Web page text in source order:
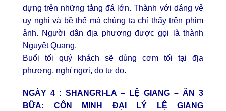
dựng trên những tảng đá lớn. Thành với dáng vẻ
uy nghi và bề thế mà chúng ta chỉ thấy trên phim
ảnh. Người dân địa phương được gọi là thành
Nguyệt Quang.
Buổi tối quý khách sẽ dùng cơm tối tại địa
phương, nghỉ ngơi, do tự do.
NGÀY 4 : SHANGRI-LA – LỆ GIANG – ĂN 3
BỮA: CÔN MINH ĐẠI LÝ LỆ GIANG